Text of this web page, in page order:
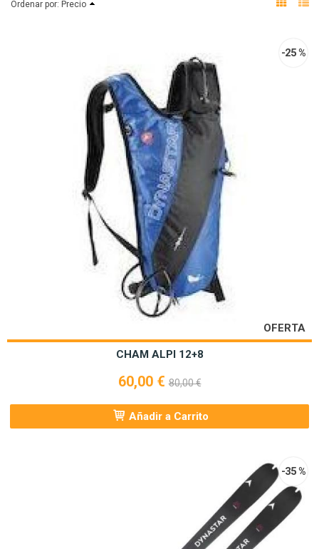
Ordenar por: Precio
OFERTA
-25 %
CHAM ALPI 12+8
60,00 €80,00 €
Añadir a Carrito
-35 %